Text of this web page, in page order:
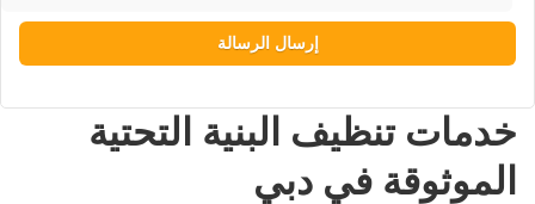
خدمات تنظيف البنية التحتية
الموثوقة في دبي